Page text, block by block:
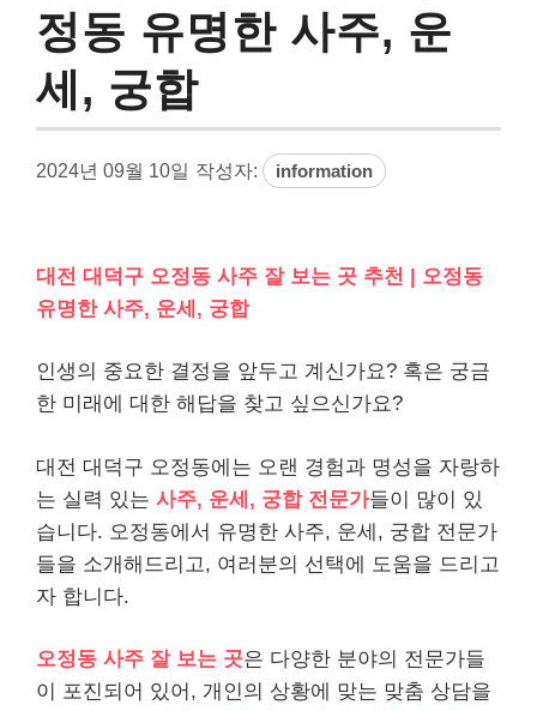
정동 유명한 사주, 운
세, 궁합
2024년 09월 10일 작성자: information
대전 대덕구 오정동 사주 잘 보는 곳 추천 | 오정동
유명한 사주, 운세, 궁합
인생의 중요한 결정을 앞두고 계신가요? 혹은 궁금
한 미래에 대한 해답을 찾고 싶으신가요?
대전 대덕구 오정동에는 오랜 경험과 명성을 자랑하
는 실력 있는 사주, 운세, 궁합 전문가들이 많이 있
습니다. 오정동에서 유명한 사주, 운세, 궁합 전문가
들을 소개해드리고, 여러분의 선택에 도움을 드리고
자 합니다.
오정동 사주 잘 보는 곳은 다양한 분야의 전문가들
이 포진되어 있어, 개인의 상황에 맞는 맞춤 상담을